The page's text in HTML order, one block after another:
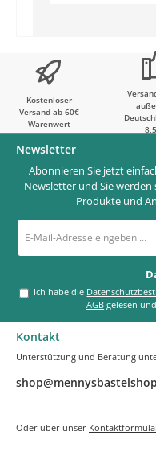
Kostenloser
Versand ab 60€
Warenwert
Newsletter
Abonnieren Sie jetzt
Newsletter und Sie
Produkte und
E-
Mail-
*
Ich habe die
AGB gelesen
Kontakt
Unterstützung und Beratung
Oder über unser